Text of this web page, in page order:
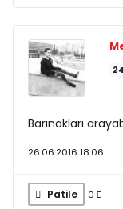
Barınakları
26.06.2016 18:06
Patile 0